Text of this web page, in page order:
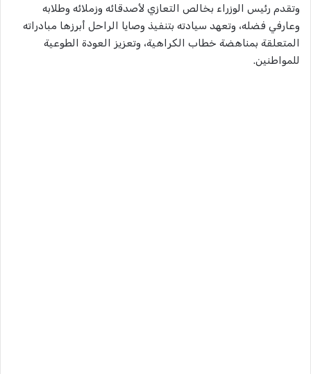
وتقدم رئيس الوزراء بخالص التعازي لأصدقائه وزملائه وطلابه
وعارفي فضله، وتعهد سيادته بتنفيذ وصايا الراحل أبرزها مبادراته
المتعلقة بمناهضة خطاب الكراهية، وتعزيز العودة الطوعية
للمواطنين.